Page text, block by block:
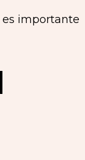
importante